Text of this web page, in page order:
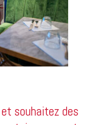
souhaitez des